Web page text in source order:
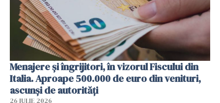
Menajere și îngrijitori, în vizorul Fiscului din
Italia. Aproape 500.000 de euro din venituri,
ascunși de autorități
26 IULIE 2026